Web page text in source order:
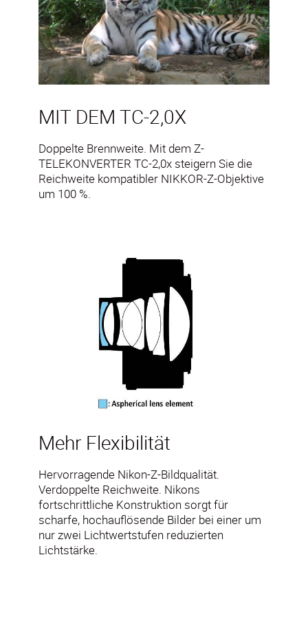
MIT DEM TC-2,0X
Doppelte Brennweite. Mit dem Z-
TELEKONVERTER TC-2,0x steigern Sie die
Reichweite kompatibler NIKKOR-Z-Objektive
um 100 %.
Mehr Flexibilität
Hervorragende Nikon-Z-Bildqualität.
Verdoppelte Reichweite. Nikons
fortschrittliche Konstruktion sorgt für
scharfe, hochauflösende Bilder bei einer um
nur zwei Lichtwertstufen reduzierten
Lichtstärke.